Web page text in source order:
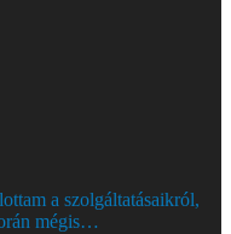
a szolgáltatásaikról,
mégis…